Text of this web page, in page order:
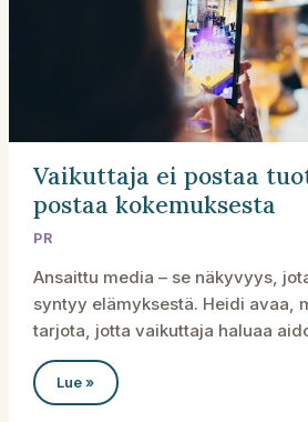
Vaikuttaja ei postaa
postaa kokemuksesta
PR
Ansaittu media – se näkyvyys,
syntyy elämyksestä. Heidi avaa,
tarjota, jotta vaikuttaja haluaa
Vaikuttaja
ei
Lue »